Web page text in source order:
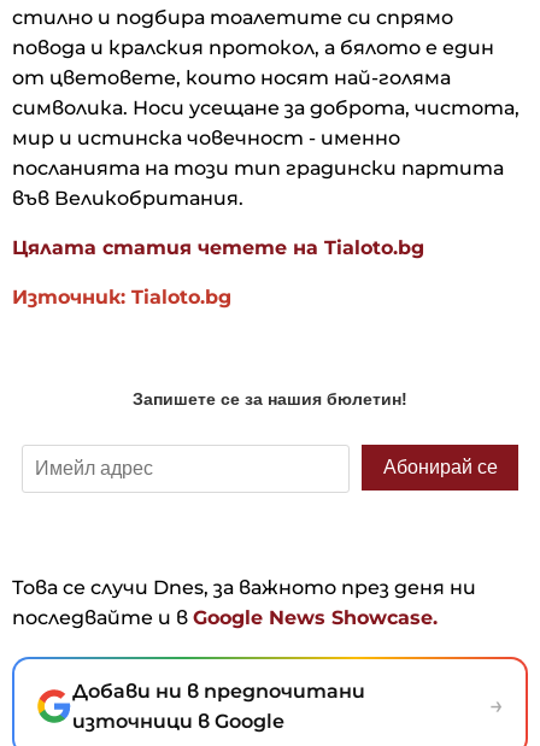
стилно и подбира тоалетите си спрямо
повода и кралския протокол, а бялото е един
от цветовете, които носят най-голяма
символика. Носи усещане за доброта, чистота,
мир и истинска човечност - именно
посланията на този тип градински партита
във Великобритания.
Цялата статия четете на Tialoto.bg
Източник: Tialoto.bg
Това се случи Dnes, за важното през деня ни
последвайте и в Google News Showcase.
Добави ни в предпочитани
източници в Google
→